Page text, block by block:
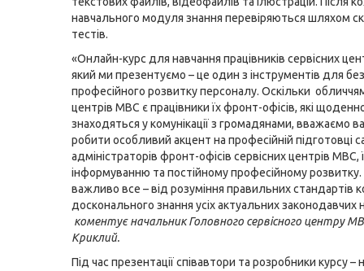
навчального модуля знання перевіряються шляхом
тестів.
«Онлайн-курс для навчання працівників сервісних
який ми презентуємо – це один з інструментів для
професійного розвитку персоналу. Оскільки
центрів МВС є працівники їх фронт-офісів, які
знаходяться у комунікації з громадянами, вважаємо
робити особливий акцент на професійній підготовці
адміністраторів фронт-офісів сервісних центрів МВС,
інформуванню та постійному професійному розвитку.
важливо все – від розуміння правильних стандартів
досконального знання усіх актуальних законодавчих
коментує начальник Головного сервісного центру
Криклий.
Під час презентації співавтори та розробники курсу –